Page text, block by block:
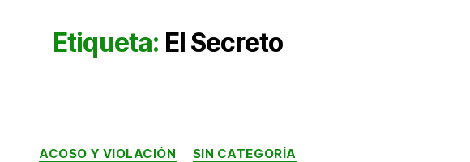
Etiqueta: El Secreto
Categorías
ACOSO Y VIOLACIÓN SIN CATEGORÍA